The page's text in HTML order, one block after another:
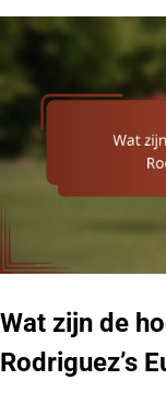
Wat zijn de
Rodriguez’s